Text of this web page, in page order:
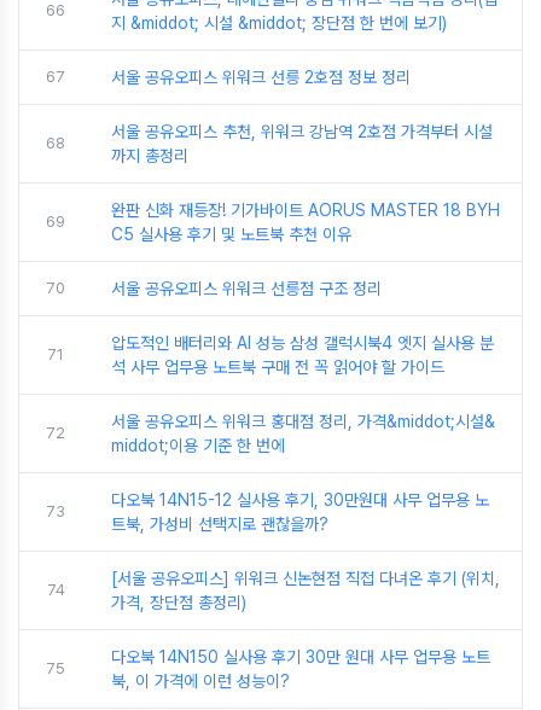
66
지 &middot; 시설 &middot; 장단점 한 번에 보기)
67 서울 공유오피스 위워크 선릉 2호점 정보 정리
68
서울 공유오피스 추천, 위워크 강남역 2호점 가격부터 시설
까지 총정리
69
완판 신화 재등장! 기가바이트 AORUS MASTER 18 BYH
C5 실사용 후기 및 노트북 추천 이유
70 서울 공유오피스 위워크 선릉점 구조 정리
71
압도적인 배터리와 AI 성능 삼성 갤럭시북4 엣지 실사용 분
석 사무 업무용 노트북 구매 전 꼭 읽어야 할 가이드
72
서울 공유오피스 위워크 홍대점 정리, 가격&middot;시설&
middot;이용 기준 한 번에
73
다오북 14N15-12 실사용 후기, 30만원대 사무 업무용 노
트북, 가성비 선택지로 괜찮을까?
74
[서울 공유오피스] 위워크 신논현점 직접 다녀온 후기 (위치,
가격, 장단점 총정리)
75
다오북 14N150 실사용 후기 30만 원대 사무 업무용 노트
북, 이 가격에 이런 성능이?